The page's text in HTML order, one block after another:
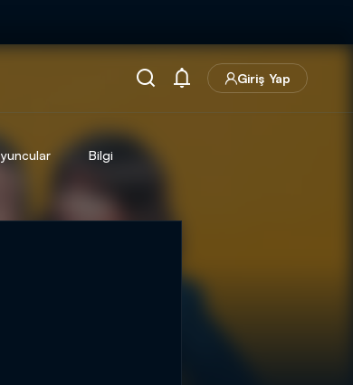
Giriş Yap
Bilgi